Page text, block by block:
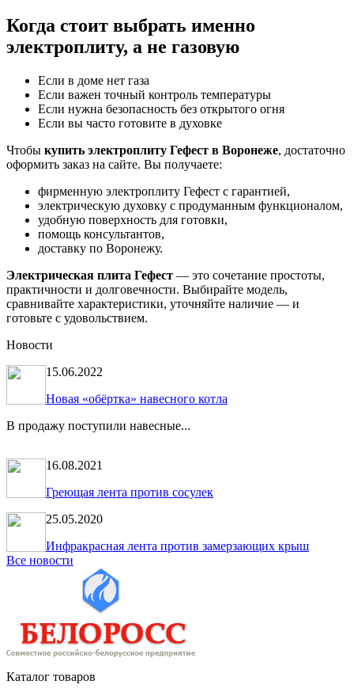
Когда стоит выбрать именно
электроплиту, а не газовую
Если в доме нет газа
Если важен точный контроль температуры
Если нужна безопасность без открытого огня
Если вы часто готовите в духовке
Чтобы купить электроплиту Гефест в Воронеже, достаточно
оформить заказ на сайте. Вы получаете:
фирменную электроплиту Гефест с гарантией,
электрическую духовку с продуманным функционалом,
удобную поверхность для готовки,
помощь консультантов,
доставку по Воронежу.
Электрическая плита Гефест — это сочетание простоты,
практичности и долговечности. Выбирайте модель,
сравнивайте характеристики, уточняйте наличие — и
готовьте с удовольствием.
Новости
15.06.2022
Новая «обёртка» навесного котла
В продажу поступили навесные...
16.08.2021
Греющая лента против сосулек
25.05.2020
Инфракрасная лента против замерзающих крыш
Все новости
Каталог товаров